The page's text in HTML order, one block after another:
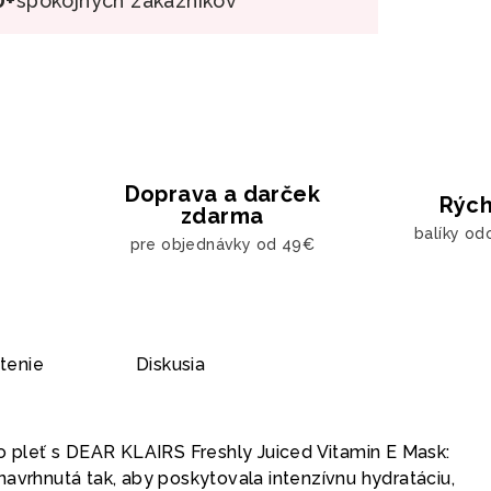
Doprava a darček
zdarma
pre objednávky od 49€
balíky
Diskusia
s DEAR KLAIRS Freshly Juiced Vitamin E Mask:
tak, aby poskytovala intenzívnu hydratáciu,